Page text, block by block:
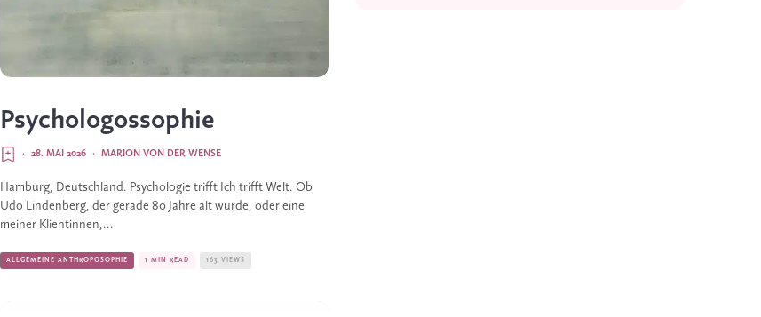
Psychologossophie
MARION VON DER WENSE
·
28. MAI 2026
·
Hamburg, Deutschland. Psychologie trifft Ich trifft Welt. Ob
Udo Lindenberg, der gerade 80 Jahre alt wurde, oder eine
meiner Klientinnen,...
ALLGEMEINE ANTHROPOSOPHIE 1 MIN READ 163 VIEWS